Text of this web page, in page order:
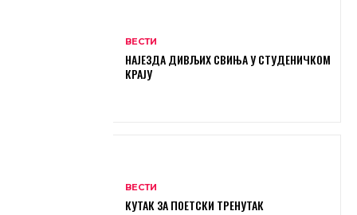
ВЕСТИ
НАЈЕЗДА ДИВЉИХ СВИЊА У СТУДЕНИЧКОМ
КРАЈУ
ВЕСТИ
КУТАК ЗА ПОЕТСКИ ТРЕНУТАК